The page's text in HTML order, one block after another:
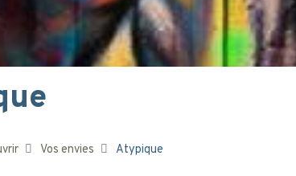
Vos envies Atypique